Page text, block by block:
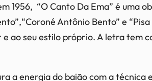
1956, “O Canto Da Ema” é uma
Antônio Bento” e
ao seu estilo próprio. A letra
a energia do baião com a